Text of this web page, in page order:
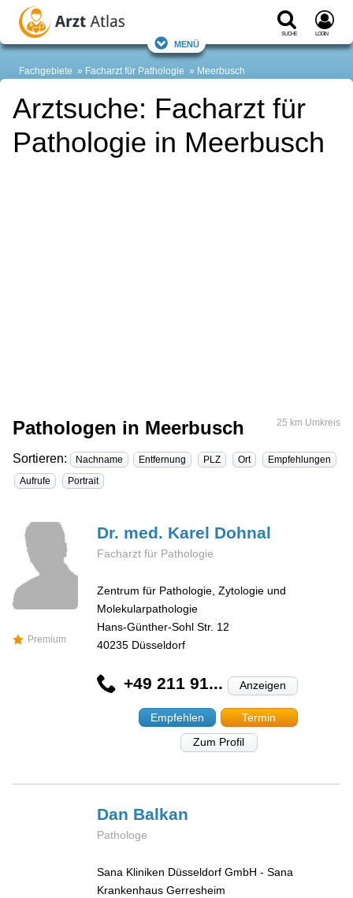
Suche Login
Menü
Fachgebiete Facharzt für Pathologie Meerbusch
Arztsuche: Facharzt für
Pathologie in Meerbusch
Pathologen in Meerbusch 25 km Umkreis
Sortieren: Nachname Entfernung PLZ Ort
Empfehlungen
Aufrufe
Portrait
Premium
Dr. med. Karel Dohnal
Facharzt für Pathologie
Zentrum für Pathologie, Zytologie und
Molekularpathologie
Hans-Günther-Sohl Str. 12
40235 Düsseldorf
+49 211 91... Anzeigen
Empfehlen
Termin
Zum Profil
Dan Balkan
Pathologe
Sana Kliniken Düsseldorf GmbH - Sana
Krankenhaus Gerresheim